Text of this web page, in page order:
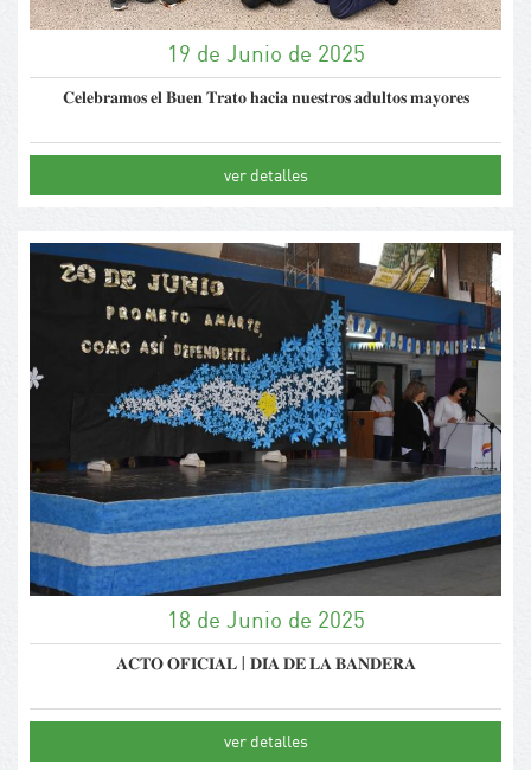
19 de Junio de 2025
𝐂𝐞𝐥𝐞𝐛𝐫𝐚𝐦𝐨𝐬 𝐞𝐥 𝐁𝐮𝐞𝐧 𝐓𝐫𝐚𝐭𝐨 𝐡𝐚𝐜𝐢𝐚 𝐧𝐮𝐞𝐬𝐭𝐫𝐨𝐬 𝐚𝐝𝐮𝐥𝐭𝐨𝐬 𝐦𝐚𝐲𝐨𝐫𝐞𝐬
ver detalles
18 de Junio de 2025
𝐀𝐂𝐓𝐎 𝐎𝐅𝐈𝐂𝐈𝐀𝐋 | 𝐃𝐈́𝐀 𝐃𝐄 𝐋𝐀 𝐁𝐀𝐍𝐃𝐄𝐑𝐀
ver detalles